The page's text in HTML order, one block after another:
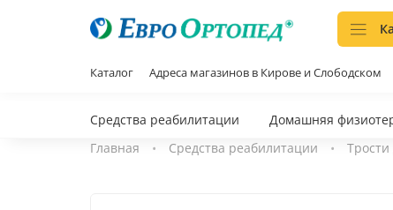
Каталог Адреса магазинов в Кирове и Слободском
Средства реабилитации Домашняя
Главная
Средства реабилитации